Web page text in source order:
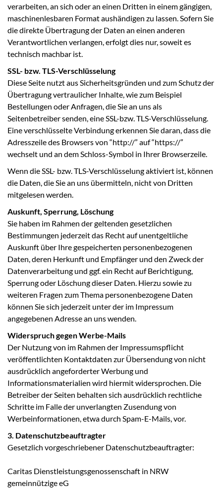
verarbeiten, an sich oder an einen Dritten in einem gängigen,
maschinenlesbaren Format aushändigen zu lassen. Sofern Sie
die direkte Übertragung der Daten an einen anderen
Verantwortlichen verlangen, erfolgt dies nur, soweit es
technisch machbar ist.
SSL- bzw. TLS-Verschlüsselung
Diese Seite nutzt aus Sicherheitsgründen und zum Schutz der
Übertragung vertraulicher Inhalte, wie zum Beispiel
Bestellungen oder Anfragen, die Sie an uns als
Seitenbetreiber senden, eine SSL-bzw. TLS-Verschlüsselung.
Eine verschlüsselte Verbindung erkennen Sie daran, dass die
Adresszeile des Browsers von “http://” auf “https://”
wechselt und an dem Schloss-Symbol in Ihrer Browserzeile.
Wenn die SSL- bzw. TLS-Verschlüsselung aktiviert ist, können
die Daten, die Sie an uns übermitteln, nicht von Dritten
mitgelesen werden.
Auskunft, Sperrung, Löschung
Sie haben im Rahmen der geltenden gesetzlichen
Bestimmungen jederzeit das Recht auf unentgeltliche
Auskunft über Ihre gespeicherten personenbezogenen
Daten, deren Herkunft und Empfänger und den Zweck der
Datenverarbeitung und ggf. ein Recht auf Berichtigung,
Sperrung oder Löschung dieser Daten. Hierzu sowie zu
weiteren Fragen zum Thema personenbezogene Daten
können Sie sich jederzeit unter der im Impressum
angegebenen Adresse an uns wenden.
Widerspruch gegen Werbe-Mails
Der Nutzung von im Rahmen der Impressumspflicht
veröffentlichten Kontaktdaten zur Übersendung von nicht
ausdrücklich angeforderter Werbung und
Informationsmaterialien wird hiermit widersprochen. Die
Betreiber der Seiten behalten sich ausdrücklich rechtliche
Schritte im Falle der unverlangten Zusendung von
Werbeinformationen, etwa durch Spam-E-Mails, vor.
3. Datenschutzbeauftragter
Gesetzlich vorgeschriebener Datenschutzbeauftragter:
Caritas Dienstleistungsgenossenschaft in NRW
gemeinnützige eG